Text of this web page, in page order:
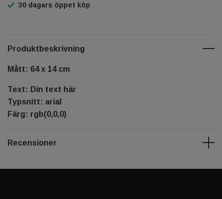
30 dagars öppet köp
Produktbeskrivning
Mått: 64 x 14 cm
Text: Din text här
Typsnitt: arial
Färg: rgb(0,0,0)
Recensioner